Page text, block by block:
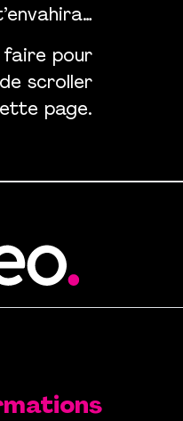
pour
scroller
page.